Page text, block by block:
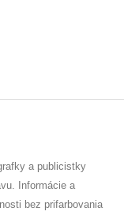
a publicistky
Informácie a
bez prifarbovania